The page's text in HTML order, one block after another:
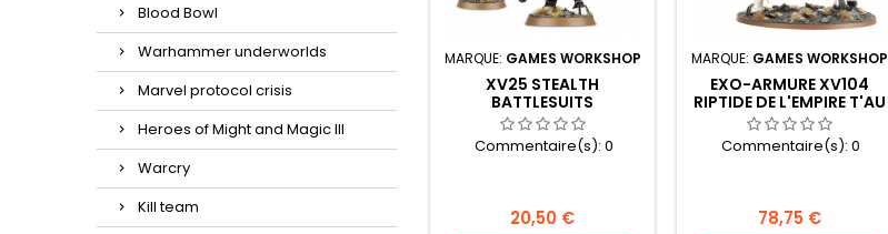
Blood Bowl
Warhammer underworlds
Marvel protocol crisis
Heroes of Might and Magic III
Warcry
Kill team
MARQUE: GAMES WORKSHOP
XV25 STEALTH
BATTLESUITS
Commentaire(s): 0
Prix
20,50 €
MARQUE: GAMES WORKSHOP
EXO-ARMURE XV104
RIPTIDE DE L'EMPIRE T'AU
Commentaire(s): 0
Prix
78,75 €